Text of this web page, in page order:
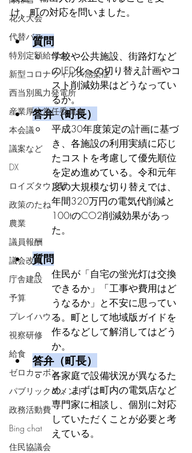
花火大会
代替バス
特別定額給付金
新型コロナウィルス感染症
西当別風力発電所
産業厚生常任委員会
本会議
議案など
DX
ロイズタウン駅
政策のたね
農業
議員報酬
議会改革
庁舎建設
予算
プレイハウス
視察研修
給食
ゼロカーボン
パブリックコメント
政務活動費
Bing chat
住民協議会
け、町の対応を問いました。
質問
学校や公共施設、街路灯など
のLED化への切り替え計画やコ
スト削減効果はどうなってい
るか。
答弁（町長）
平成30年度策定の計画に基づ
き、各施設の利用実績に応じ
たコストを考慮して優先順位
を定め進めている。令和元年
度の大規模な切り替えでは、
年間320万円の電気代削減と
100tのCO2削減効果があっ
た。
質問
住民が「自宅の蛍光灯は交換
できるか」「工事や費用はど
うなるか」と不安に思ってい
る。町として地域版ガイドを
作るなどして解消してはどう
か。
答弁（町長）
各家庭で設備状況が異なるた
め、まずは町内の電気店など
専門家に相談し、個別に対応
していただくことが必要と考
えている。